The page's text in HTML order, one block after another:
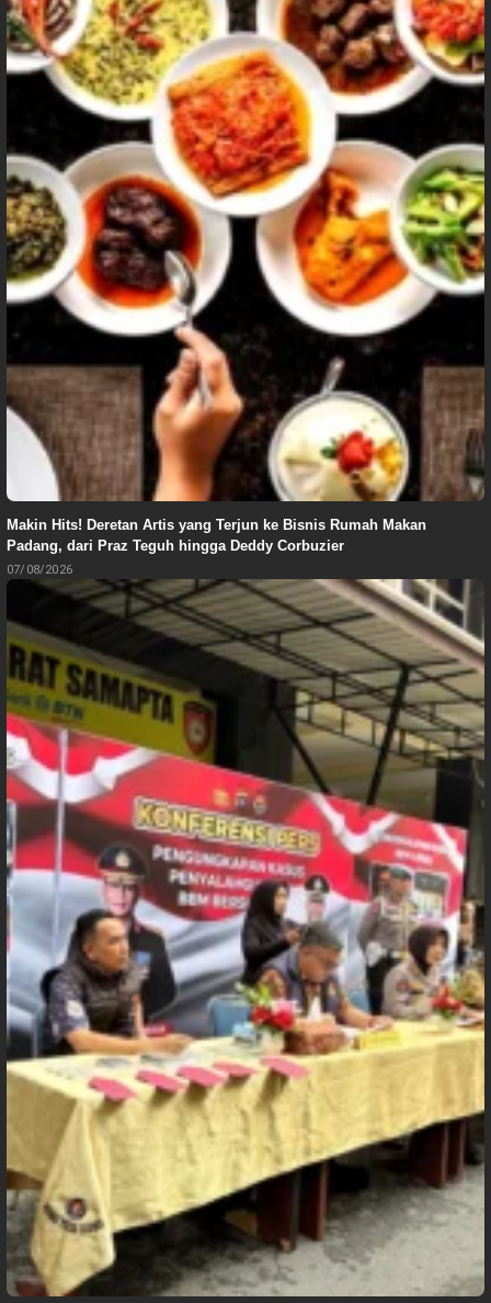
Makin Hits! Deretan Artis yang Terjun ke Bisnis Rumah Makan
Padang, dari Praz Teguh hingga Deddy Corbuzier
07/08/2026